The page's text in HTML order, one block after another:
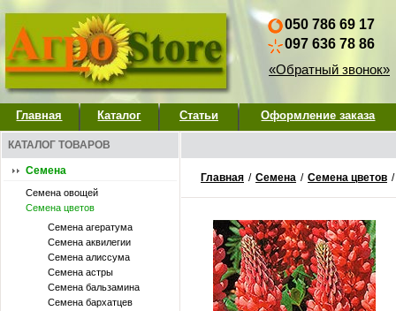
050 786 69 17
097 636 78 86
«Обратный звонок»
Главная Каталог Статьи Оформление заказа
КАТАЛОГ ТОВАРОВ
Семена
Семена овощей
Семена цветов
Семена агератума
Семена аквилегии
Семена алиссума
Семена астры
Семена бальзамина
Семена бархатцев
Главная / Семена / Семена цветов /